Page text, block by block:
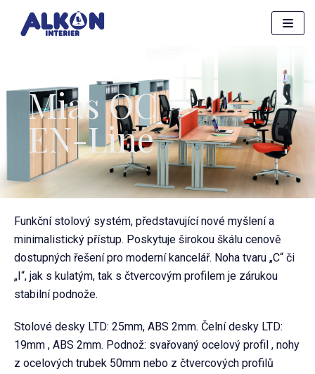
Přeskočit
Mias OC
EN-Line
Funkční stolový systém, představující nové myšlení a
minimalistický přístup. Poskytuje širokou škálu cenově
dostupných řešení pro moderní kancelář. Noha tvaru „C“ či
„I“, jak s kulatým, tak s čtvercovým profilem je zárukou
stabilní podnože.
Stolové desky LTD: 25mm, ABS 2mm. Čelní desky LTD:
19mm , ABS 2mm. Podnož: svařovaný ocelový profil , nohy
z ocelových trubek 50mm nebo z čtvercových profilů